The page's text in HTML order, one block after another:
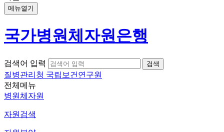
메뉴열기
국가병원체자원은행
검색어 입력
질병관리청 국립보건연구원
전체메뉴
병원체자원
자원검색